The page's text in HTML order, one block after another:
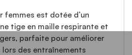
femmes est dotée d’un
tige en maille respirante et
parfaite pour améliorer
des entraînements